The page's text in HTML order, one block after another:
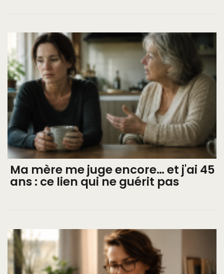
Ma mère me juge encore… et j'ai 45
ans : ce lien qui ne guérit pas